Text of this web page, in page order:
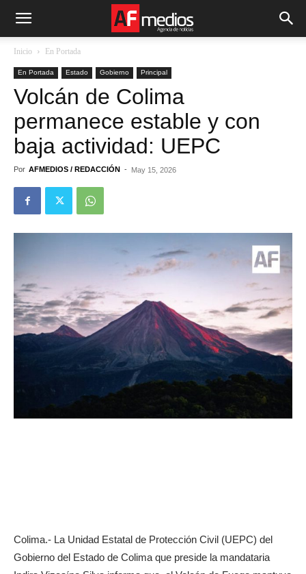
Inicio En Portada
En Portada Estado Gobierno Principal
Volcán de Colima
permanece estable y con
baja actividad: UEPC
Por AFMEDIOS / REDACCIÓN - May 15, 2026
Colima.- La Unidad Estatal de Protección Civil (UEPC) del
Gobierno del Estado de Colima que preside la mandataria